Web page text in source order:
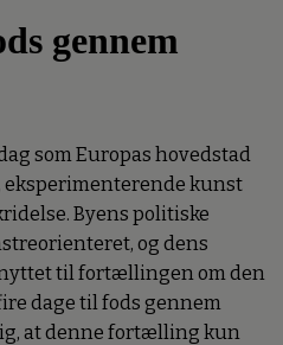
gennem
som Europas hovedstad
kunst
Byens politiske
og dens
til fortællingen om den
dage til fods gennem
at denne fortælling kun